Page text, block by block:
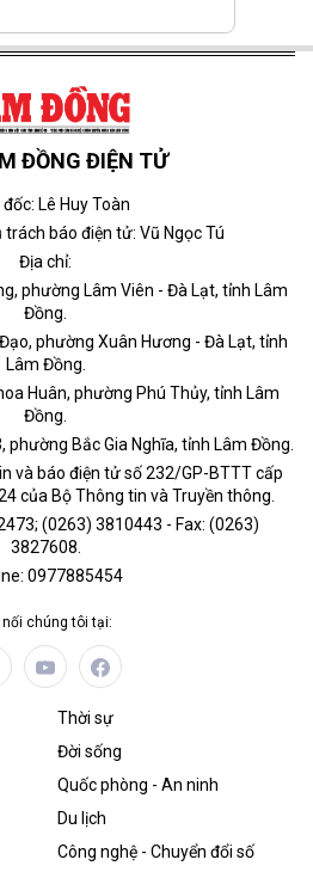
ĐỒNG ĐIỆN TỬ
Lê Huy Toàn
trách báo điện tử: Vũ Ngọc Tú
Địa chỉ:
phường Lâm Viên - Đà Lạt, tỉnh Lâm
Đồng.
phường Xuân Hương - Đà Lạt, tỉnh
Lâm Đồng.
Huân, phường Phú Thủy, tỉnh Lâm
Đồng.
phường Bắc Gia Nghĩa, tỉnh Lâm Đồng.
và báo điện tử số 232/GP-BTTT cấp
của Bộ Thông tin và Truyền thông.
(0263) 3810443 - Fax: (0263)
3827608.
0977885454
nối chúng tôi tại:
Thời sự
Đời sống
Quốc phòng - An ninh
Du lịch
Công nghệ - Chuyển đổi số